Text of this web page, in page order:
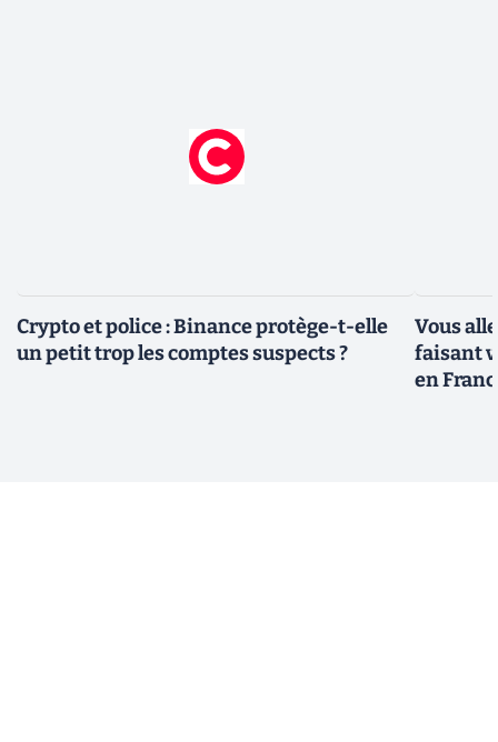
Crypto et police : Binance protège-t-elle
un petit trop les comptes suspects ?
Vous
faisant
en